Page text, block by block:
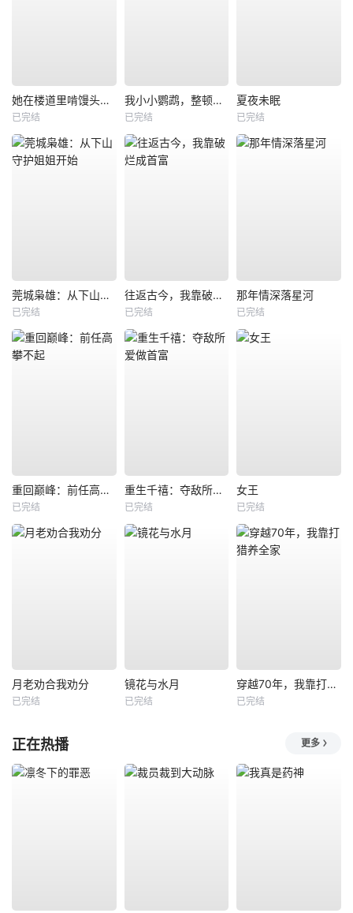
她在楼道里啃馒头，我不忍了
已完结
我小小鹦鹉，整顿职场一把好手
已完结
夏夜未眠
已完结
莞城枭雄：从下山守护姐姐开始
已完结
往返古今，我靠破烂成首富
已完结
那年情深落星河
已完结
重回巅峰：前任高攀不起
已完结
重生千禧：夺敌所爱做首富
已完结
女王
已完结
月老劝合我劝分
已完结
镜花与水月
已完结
穿越70年，我靠打猎养全家
已完结
正在热播 更多